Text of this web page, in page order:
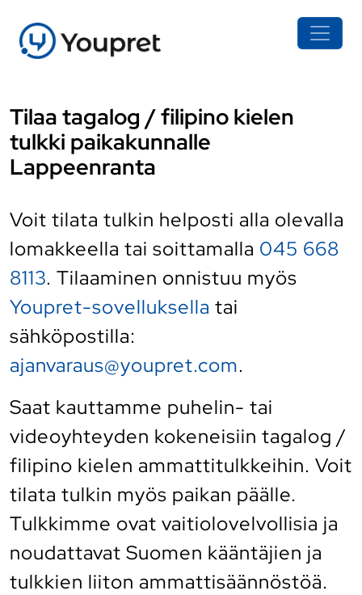
Tilaa tagalog / filipino kielen
tulkki paikakunnalle
Lappeenranta
Voit tilata tulkin helposti alla olevalla
lomakkeella tai soittamalla 045 668
8113. Tilaaminen onnistuu myös
Youpret-sovelluksella tai
sähköpostilla:
ajanvaraus@youpret.com.
Saat kauttamme puhelin- tai
videoyhteyden kokeneisiin tagalog /
filipino kielen ammattitulkkeihin. Voit
tilata tulkin myös paikan päälle.
Tulkkimme ovat vaitiolovelvollisia ja
noudattavat Suomen kääntäjien ja
tulkkien liiton ammattisäännöstöä.